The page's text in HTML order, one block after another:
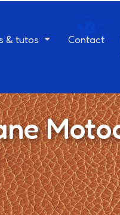
& tutos Contact